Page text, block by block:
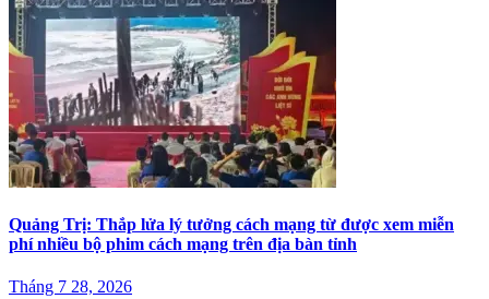
Quảng Trị: Thắp lửa lý tưởng cách mạng từ được xem miễn
phí nhiều bộ phim cách mạng trên địa bàn tỉnh
Tháng 7 28, 2026